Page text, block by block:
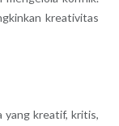
kreativitas
yang kreatif, kritis,